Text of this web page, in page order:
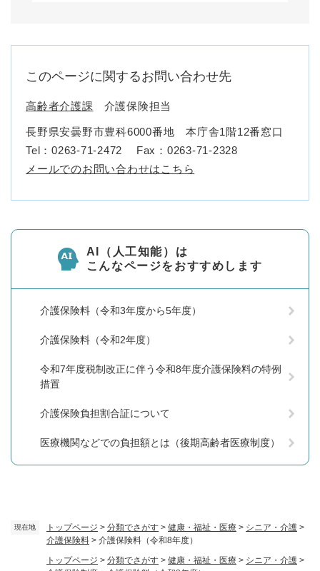
現在地 トップページ > 分類でさがす > 健康・福祉・医療 > シニア・介護 >
介護保険料 > 介護保険料（令和8年度）
トップページ > 分類でさがす > 健康・福祉・医療 > シニア・介護 >
このページに関するお問い合わせ先
高齢者介護課 介護保険担当
長野県安曇野市豊科6000番地 本庁舎1階12番窓口
Tel：0263-71-2472
Fax：0263-71-2328
メールでのお問い合わせはこちら
AI（人工知能）は
こんなページをおすすめします
介護保険料（令和3年度から5年度）
介護保険料（令和2年度）
令和7年度税制改正に伴う令和8年度介護保険料の特例
措置
介護保険負担割合証について
医療機関などでの負担額とは（後期高齢者医療制度）